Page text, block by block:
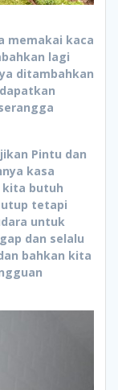
memakai kaca
lagi
ditambahkan
Pintu dan
kasa
kita butuh
tetapi
untuk
dan selalu
bahkan kita